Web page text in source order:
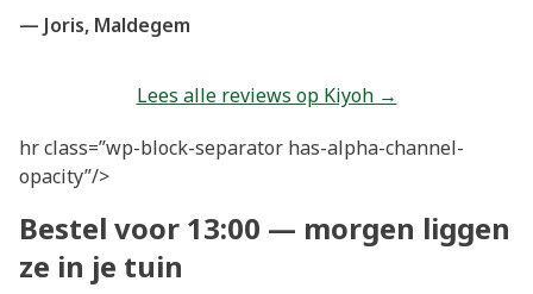
— Joris, Maldegem
Lees alle reviews op Kiyoh →
hr class=”wp-block-separator has-alpha-channel-
opacity”/>
Bestel voor 13:00 — morgen liggen
ze in je tuin